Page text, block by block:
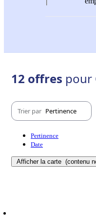
12 offres pour
Trier par Pertinence
Pertinence
Date
Afficher la carte (contenu